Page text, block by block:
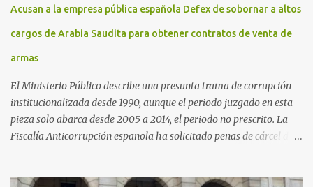
Acusan a la empresa pública española Defex de sobornar a altos
cargos de Arabia Saudita para obtener contratos de venta de
armas
El Ministerio Público describe una presunta trama de corrupción
institucionalizada desde 1990, aunque el periodo juzgado en esta
pieza solo abarca desde 2005 a 2014, el periodo no prescrito. La
Fiscalía Anticorrupción española ha solicitado penas de cárcel de